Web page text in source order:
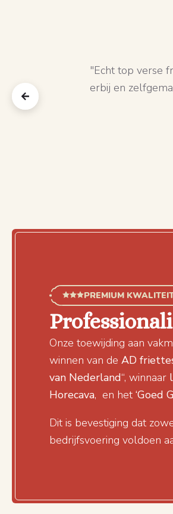
"Echt top verse
erbij en
PREMIUM
Onze toewijding aan
winnen van de AD
van Nederland“, winnaar
Horecava, en het‘Goed
Dit is bevestiging dat
bedrijfsvoering voldoen